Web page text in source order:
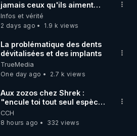
jamais ceux qu'ils aiment…
🥹❤️
Infos et vérité
2 days ago
1.9 k views
La problématique des dents
dévitalisées et des implants
TrueMedia
One day ago
2.7 k views
Aux zozos chez Shrek :
"encule toi tout seul espèce
de mal polish"
CCH
8 hours ago
332 views